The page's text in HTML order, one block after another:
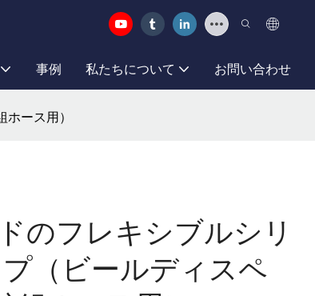
事例 私たちについて お問い合わせ
ース用）
のフレキシブルシリ
（ビールディスペ